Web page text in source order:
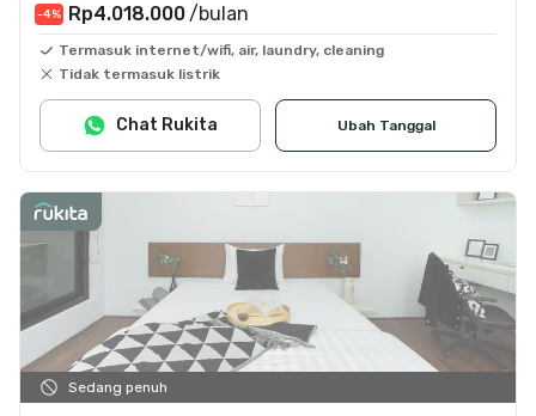
-4% Rp4.018.000 /bulan
Termasuk internet/wifi, air, laundry, cleaning
Tidak termasuk listrik
Ubah Tanggal
Chat Rukita
Sedang penuh